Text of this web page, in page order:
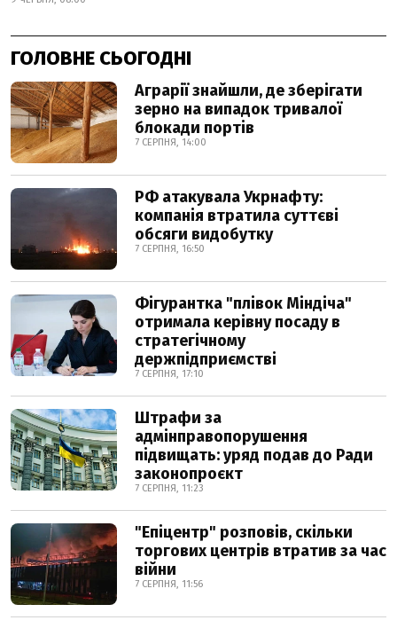
ГОЛОВНЕ СЬОГОДНІ
Аграрії знайшли, де зберігати
зерно на випадок тривалої
блокади портів
7 СЕРПНЯ, 14:00
РФ атакувала Укрнафту:
компанія втратила суттєві
обсяги видобутку
7 СЕРПНЯ, 16:50
Фігурантка "плівок Міндіча"
отримала керівну посаду в
стратегічному
держпідприємстві
7 СЕРПНЯ, 17:10
Штрафи за
адмінправопорушення
підвищать: уряд подав до Ради
законопроєкт
7 СЕРПНЯ, 11:23
"Епіцентр" розповів, скільки
торгових центрів втратив за час
війни
7 СЕРПНЯ, 11:56